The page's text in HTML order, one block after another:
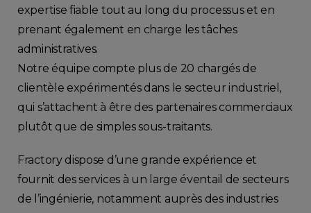
expertise fiable tout au long du processus et en
prenant également en charge les tâches
administratives.
Notre équipe compte plus de 20 chargés de
clientèle expérimentés dans le secteur industriel,
qui s’attachent à être des partenaires commerciaux
plutôt que de simples sous-traitants.
Fractory dispose d’une grande expérience et
fournit des services à un large éventail de secteurs
de l’ingénierie, notamment auprès des industries